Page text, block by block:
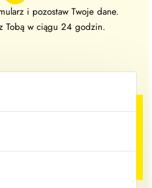
i pozostaw Twoje dane.
Tobą w ciągu 24 godzin.